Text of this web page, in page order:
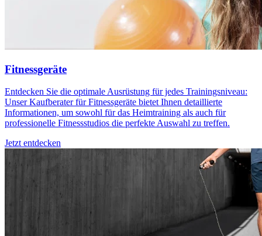
Fitnessgeräte
Entdecken Sie die optimale Ausrüstung für jedes Trainingsniveau:
Unser Kaufberater für Fitnessgeräte bietet Ihnen detaillierte
Informationen, um sowohl für das Heimtraining als auch für
professionelle Fitnessstudios die perfekte Auswahl zu treffen.
Jetzt entdecken